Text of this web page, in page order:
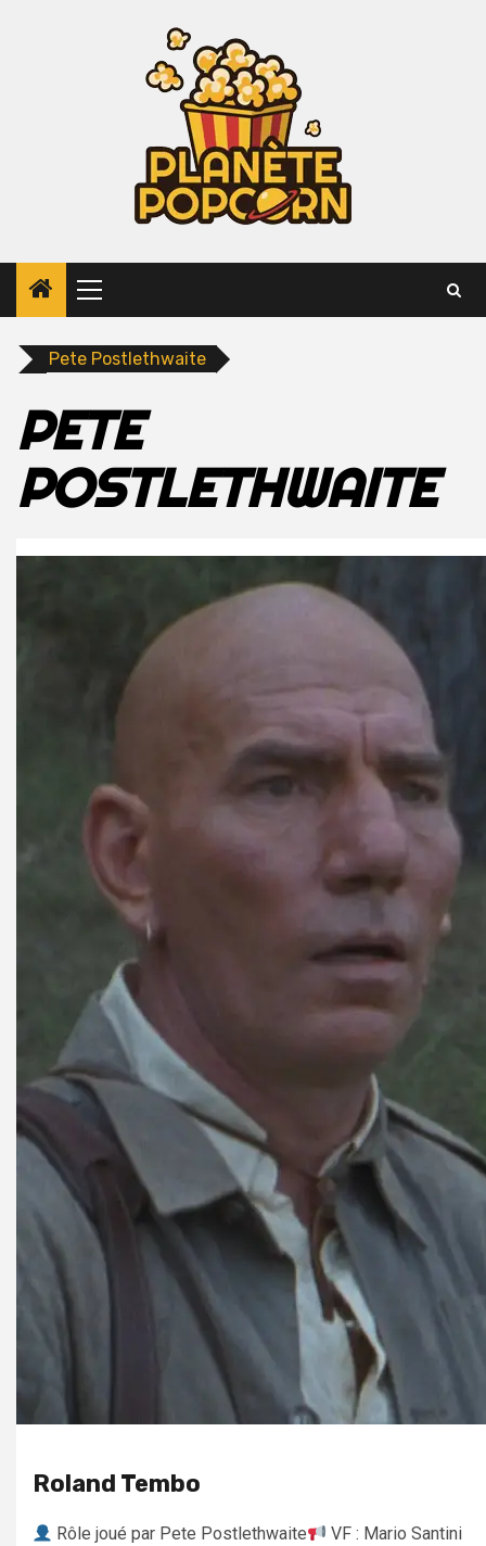
Primary
Menu
Pete Postlethwaite
PETE
POSTLETHWAITE
Roland Tembo
Rôle joué par Pete Postlethwaite
VF : Mario Santini